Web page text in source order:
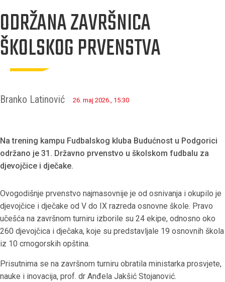
ODRŽANA ZAVRŠNICA
ŠKOLSKOG PRVENSTVA
Branko Latinović 26. maj 2026., 15:30
Na trening kampu Fudbalskog kluba Budućnost u Podgorici
održano je 31. Državno prvenstvo u školskom fudbalu za
djevojčice i dječake.
Ovogodišnje prvenstvo najmasovnije je od osnivanja i okupilo je
djevojčice i dječake od V do IX razreda osnovne škole. Pravo
učešća na završnom turniru izborile su 24 ekipe, odnosno oko
260 djevojčica i dječaka, koje su predstavljale 19 osnovnih škola
iz 10 crnogorskih opština.
Prisutnima se na završnom turniru obratila ministarka prosvjete,
nauke i inovacija, prof. dr Anđela Jakšić Stojanović.